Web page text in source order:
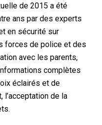
de 2015 a été
ans par des experts
en sécurité sur
forces de police et des
avec les parents,
complètes
éclairés et de
l’acceptation de la